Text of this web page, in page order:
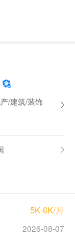
/建筑/装饰
5K-6K/月
2026-08-07